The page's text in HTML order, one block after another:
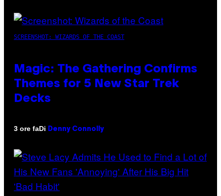
SCREENSHOT: WIZARDS OF THE COAST
Magic: The Gathering Confirms
Themes for 5 New Star Trek
Decks
3 ore faDi Denny Connolly